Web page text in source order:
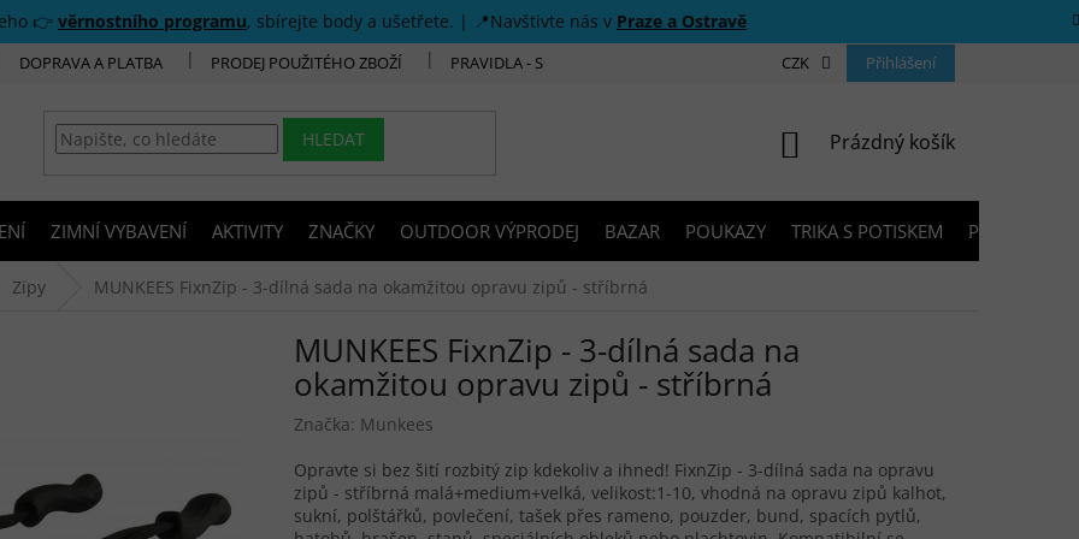
👉 věrnostního programu, sbírejte body a ušetřete. | 📍Navštivte nás v Praze a Ostravě
DOPRAVA A PLATBA PRODEJ POUŽITÉHO ZBOŽÍ PRAVIDLA - SOUTĚŽE PRODEJNY KONTAKTY
CZK Přihlášení
HLEDAT NÁKUPNÍ KOŠÍK
Prázdný košík
ZIMNÍ VYBAVENÍ AKTIVITY ZNAČKY OUTDOOR VÝPRODEJ BAZAR POUKAZY TRIKA S POTISKEM PŮJČOVNA
Zipy MUNKEES FixnZip - 3-dílná sada na okamžitou opravu zipů - stříbrná
MUNKEES FixnZip - 3-dílná sada na
okamžitou opravu zipů - stříbrná
Značka: Munkees
Opravte si bez šití rozbitý zip kdekoliv a ihned! FixnZip - 3-dílná sada na opravu
zipů - stříbrná malá+medium+velká, velikost:1-10, vhodná na opravu zipů kalhot,
sukní, polštářků, povlečení, tašek přes rameno, pouzder, bund, spacích pytlů,